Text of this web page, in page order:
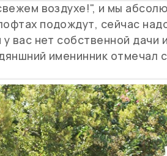
воздухе!", и мы
подождут, сейчас
вас нет собственной дачи
именинник отмечал